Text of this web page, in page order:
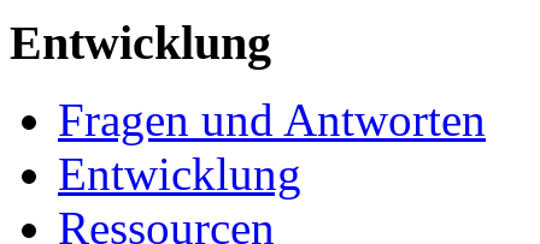
Entwicklung
Fragen und Antworten
Entwicklung
Ressourcen